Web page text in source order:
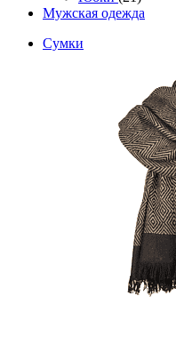
Мужская одежда
Сумки